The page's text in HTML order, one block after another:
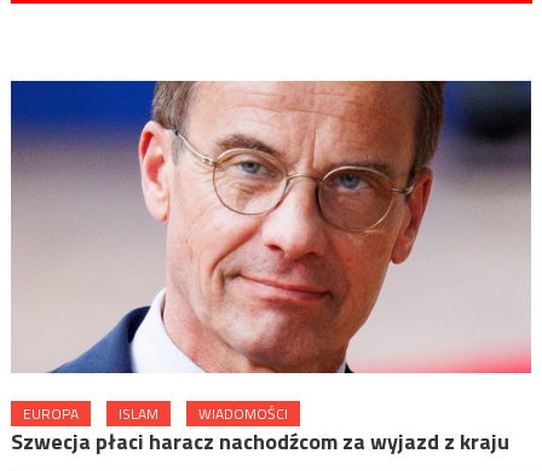
EUROPA ISLAM WIADOMOŚCI
Szwecja płaci haracz nachodźcom za wyjazd z kraju